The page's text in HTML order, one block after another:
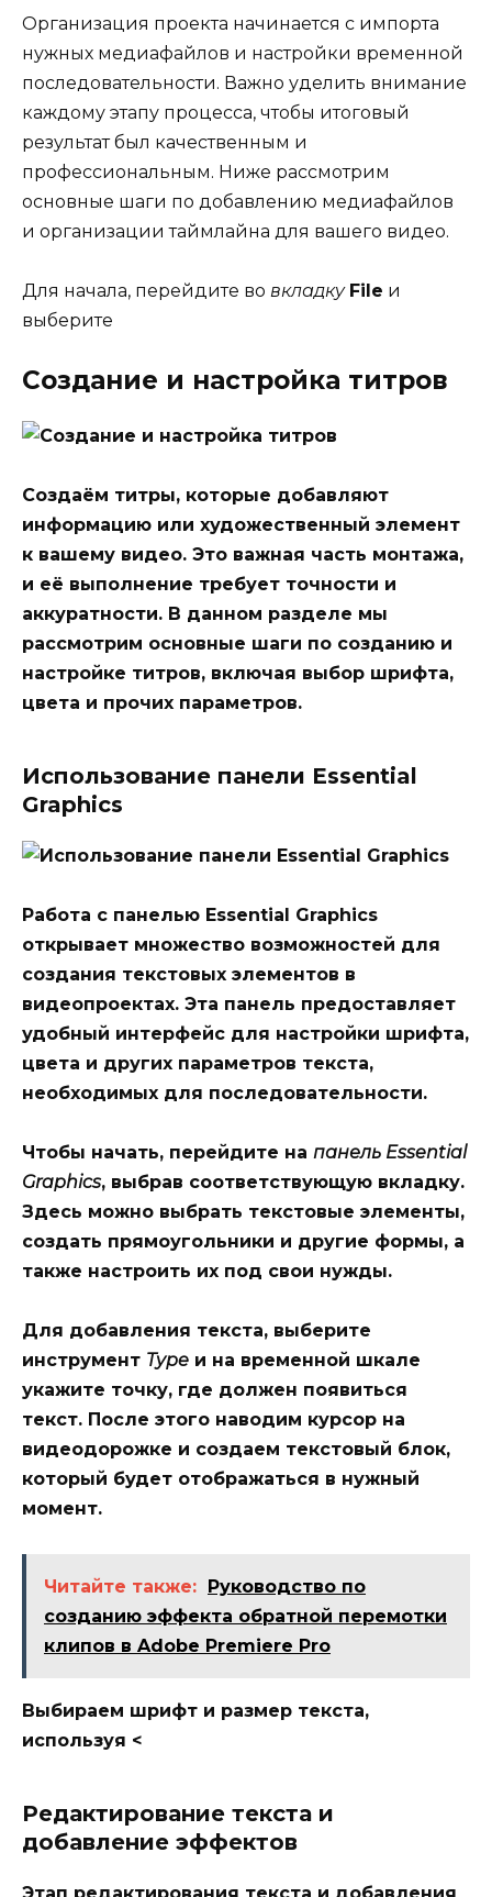
Организация проекта начинается с импорта
нужных медиафайлов и настройки временной
последовательности. Важно уделить внимание
каждому этапу процесса, чтобы итоговый
результат был качественным и
профессиональным. Ниже рассмотрим
основные шаги по добавлению медиафайлов
и организации таймлайна для вашего видео.
Для начала, перейдите во вкладку File и
выберите
Создание и настройка титров
Создаём титры, которые добавляют
информацию или художественный элемент
к вашему видео. Это важная часть монтажа,
и её выполнение требует точности и
аккуратности. В данном разделе мы
рассмотрим основные шаги по созданию и
настройке титров, включая выбор шрифта,
цвета и прочих параметров.
Использование панели Essential
Graphics
Работа с панелью Essential Graphics
открывает множество возможностей для
создания текстовых элементов в
видеопроектах. Эта панель предоставляет
удобный интерфейс для настройки шрифта,
цвета и других параметров текста,
необходимых для последовательности.
Чтобы начать, перейдите на панель Essential
Graphics, выбрав соответствующую вкладку.
Здесь можно выбрать текстовые элементы,
создать прямоугольники и другие формы, а
также настроить их под свои нужды.
Для добавления текста, выберите
инструмент Type и на временной шкале
укажите точку, где должен появиться
текст. После этого наводим курсор на
видеодорожке и создаем текстовый блок,
который будет отображаться в нужный
момент.
Читайте также: Руководство по
созданию эффекта обратной перемотки
клипов в Adobe Premiere Pro
Выбираем шрифт и размер текста,
используя <
Редактирование текста и
добавление эффектов
Этап редактирования текста и добавления